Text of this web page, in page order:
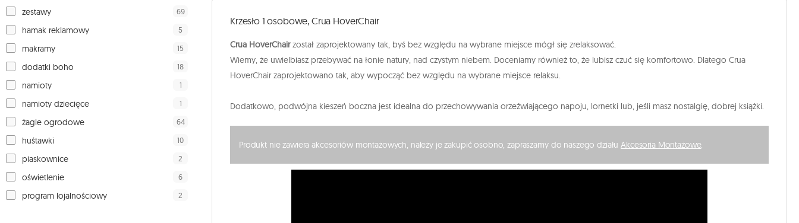
zestawy 69
hamak reklamowy 5
makramy 15
dodatki boho 18
namioty 1
namioty dziecięce 1
żagle ogrodowe 64
huśtawki 10
piaskownice 2
oświetlenie 6
program lojalnościowy 2
Krzesło 1 osobowe, Crua HoverChair
Crua HoverChairzostał zaprojektowany tak, byś bez względu na wybrane miejsce mógł się zrelaksować.
Wiemy, że uwielbiasz przebywać na łonie natury, nad czystym niebem. Doceniamy również to, że lubisz czuć się komfortowo. Dlatego Crua
HoverChair zaprojektowano tak, aby wypocząć bez względu na wybrane miejsce relaksu.
Dodatkowo, podwójna kieszeń boczna jest idealna do przechowywania orzeźwiającego napoju, lornetki lub, jeśli masz nostalgię, dobrej książki.
Produkt nie zawiera akcesoriów montażowych, należy je zakupić osobno, zapraszamy do naszego działuAkcesoria Montażowe.